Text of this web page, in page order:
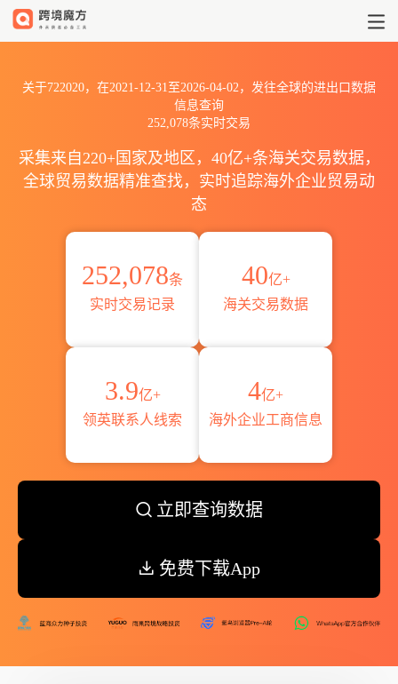
关于722020，在2021-12-31至2026-04-02，发往全球的进出口数据
信息查询
252,078条实时交易
采集来自220+国家及地区，40亿+条海关交易数据，
全球贸易数据精准查找，实时追踪海外企业贸易动
态
252,078条
实时交易记录
40亿+
海关交易数据
3.9亿+
领英联系人线索
4亿+
海外企业工商信息
立即查询数据
免费下载App